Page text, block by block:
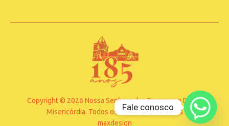
Copyright © 2026 Nossa Senhora dos Prazeres e Divina
Misericórdia. Todos os Direitos Reservados
maxdesign
Fale conosco